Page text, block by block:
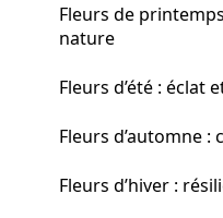
Fleurs de
nature
Fleurs d’été : éclat
Fleurs d’automne
Fleurs d’hiver :